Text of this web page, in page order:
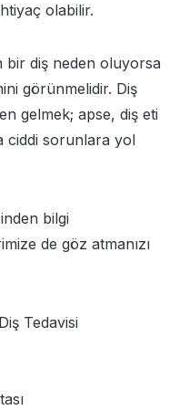
olabilir.
bir diş neden oluyorsa
görünmelidir. Diş
gelmek; apse, diş eti
ciddi sorunlara yol
bilgi
de göz atmanızı
Tedavisi